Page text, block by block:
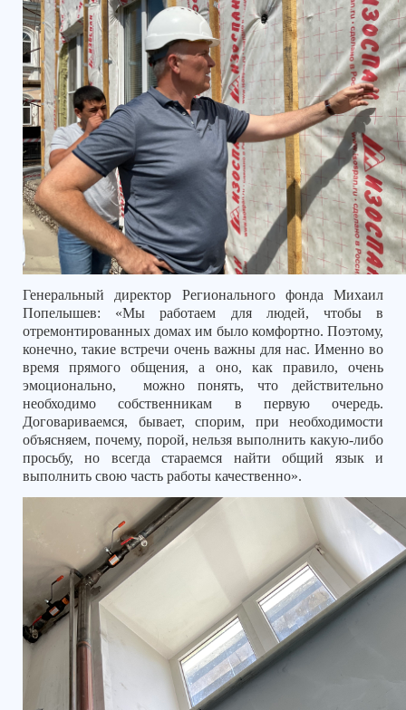
Генеральный директор Регионального фонда Михаил
Попелышев: «Мы работаем для людей, чтобы в
отремонтированных домах им было комфортно. Поэтому,
конечно, такие встречи очень важны для нас. Именно во
время прямого общения, а оно, как правило, очень
эмоционально,
можно понять, что действительно
необходимо собственникам в первую очередь.
Договариваемся, бывает, спорим, при необходимости
объясняем, почему, порой, нельзя выполнить какую-либо
просьбу, но всегда стараемся найти общий язык и
выполнить свою часть работы качественно».